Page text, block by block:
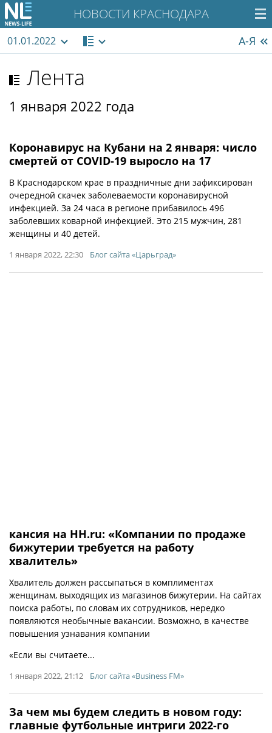
НОВОСТИ КРАСНОДАРА
01.01.2022 А-Я
Лента
1 января 2022 года
Коронавирус на Кубани на 2 января: число
смертей от COVID-19 выросло на 17
В Краснодарском крае в праздничные дни зафиксирован
очередной скачек заболеваемости коронавирусной
инфекцией. За 24 часа в регионе прибавилось 496
заболевших коварной инфекцией. Это 215 мужчин, 281
женщины и 40 детей.
1 января 2022, 22:30 Блог сайта «Царьград»
кансия на HH.ru: «Компании по продаже
бижутерии требуется на работу
хвалитель»
Хвалитель должен рассыпаться в комплиментах
женщинам, выходящих из магазинов бижутерии. На сайтах
поиска работы, по словам их сотрудников, нередко
появляются необычные вакансии. Возможно, в качестве
повышения узнавания компании
«Если вы считаете...
1 января 2022, 21:12 Блог сайта «Business FM»
За чем мы будем следить в новом году:
главные футбольные интриги 2022-го